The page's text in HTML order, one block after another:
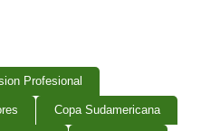
Profesional
Copa Sudamericana